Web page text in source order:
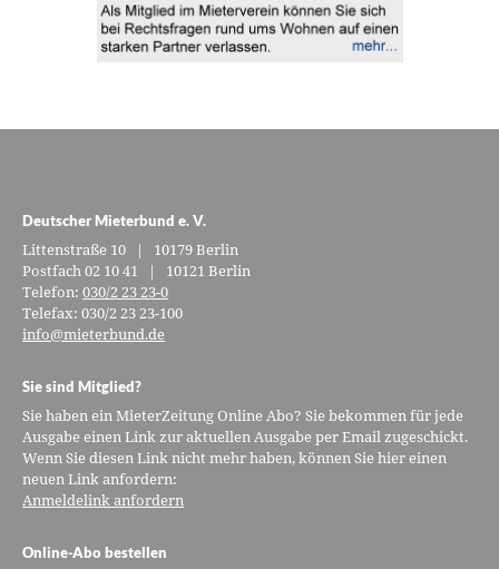
Deutscher Mieterbund e. V.
Littenstraße 10 | 10179 Berlin
Postfach 02 10 41 | 10121 Berlin
Telefon:030/2 23 23-0
Telefax: 030/2 23 23-100
info@mieterbund.de
Sie sind Mitglied?
Sie haben ein MieterZeitung Online Abo? Sie bekommen für jede
Ausgabe einen Link zur aktuellen Ausgabe per Email zugeschickt.
Wenn Sie diesen Link nicht mehr haben, können Sie hier einen
neuen Link anfordern:
Anmeldelink anfordern
Online-Abo bestellen